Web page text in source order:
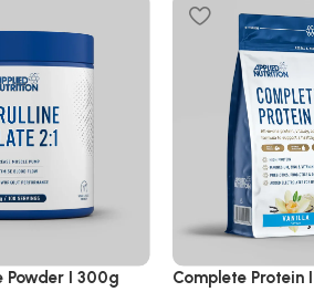
Powder I 300g Complete Protein